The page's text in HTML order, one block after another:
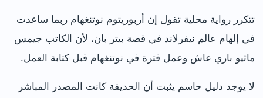
تتكرر رواية محلية تقول إن أربوريتوم نوتنغهام ربما ساعدت
في إلهام عالم نيفرلاند في قصة بيتر بان، لأن الكاتب جيمس
ماثيو باري عاش وعمل فترة في نوتنغهام قبل كتابة العمل.
لا يوجد دليل حاسم يثبت أن الحديقة كانت المصدر المباشر